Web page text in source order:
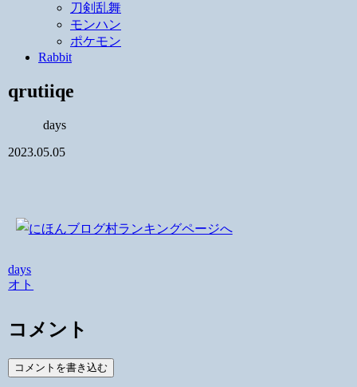
刀剣乱舞
モンハン
ポケモン
Rabbit
qrutiiqe
days
2023.05.05
days
オト
コメント
コメントを書き込む